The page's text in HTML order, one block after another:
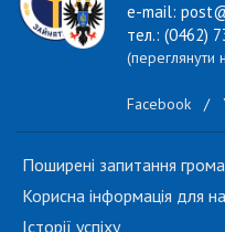
e-mail:
тел.: (0462)
(переглянути
Facebook /
Поширені запитання
Корисна інформація для
Історії успіху